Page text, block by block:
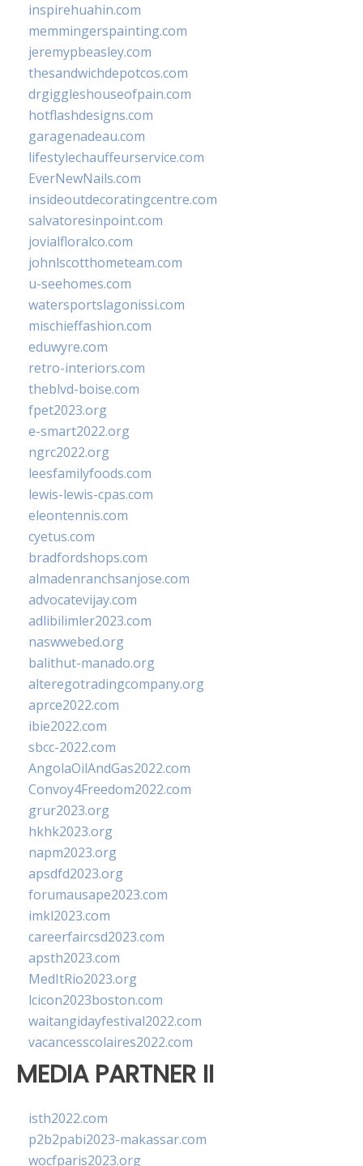
inspirehuahin.com
memmingerspainting.com
jeremypbeasley.com
thesandwichdepotcos.com
drgiggleshouseofpain.com
hotflashdesigns.com
garagenadeau.com
lifestylechauffeurservice.com
EverNewNails.com
insideoutdecoratingcentre.com
salvatoresinpoint.com
jovialfloralco.com
johnlscotthometeam.com
u-seehomes.com
watersportslagonissi.com
mischieffashion.com
eduwyre.com
retro-interiors.com
theblvd-boise.com
fpet2023.org
e-smart2022.org
ngrc2022.org
leesfamilyfoods.com
lewis-lewis-cpas.com
eleontennis.com
cyetus.com
bradfordshops.com
almadenranchsanjose.com
advocatevijay.com
adlibilimler2023.com
naswwebed.org
balithut-manado.org
alteregotradingcompany.org
aprce2022.com
ibie2022.com
sbcc-2022.com
AngolaOilAndGas2022.com
Convoy4Freedom2022.com
grur2023.org
hkhk2023.org
napm2023.org
apsdfd2023.org
forumausape2023.com
imkl2023.com
careerfaircsd2023.com
apsth2023.com
MedItRio2023.org
lcicon2023boston.com
waitangidayfestival2022.com
vacancesscolaires2022.com
MEDIA PARTNER II
isth2022.com
p2b2pabi2023-makassar.com
wocfparis2023.org